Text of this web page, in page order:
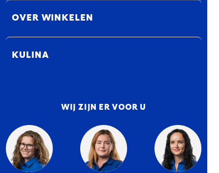
OVER WINKELEN
KULINA
WIJ ZIJN ER VOOR U